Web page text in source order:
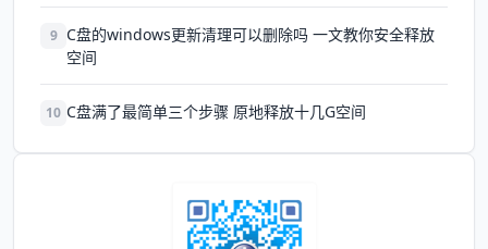
9 C盘的windows更新清理可以删除吗 一文教你安全释放
空间
10 C盘满了最简单三个步骤 原地释放十几G空间